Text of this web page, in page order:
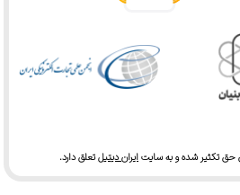
حق تکثیر شده و به سایتایران دیتیلتعلق دارد.​​​​​​​